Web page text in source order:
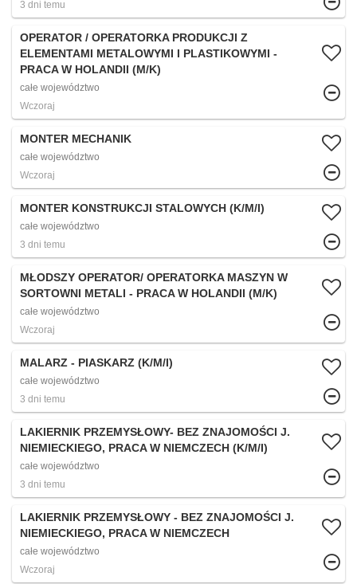
3 dni temu
OPERATOR / OPERATORKA PRODUKCJI Z
ELEMENTAMI METALOWYMI I PLASTIKOWYMI -
PRACA W HOLANDII (M/K)
całe województwo
Wczoraj
MONTER MECHANIK
całe województwo
Wczoraj
MONTER KONSTRUKCJI STALOWYCH (K/M/I)
całe województwo
3 dni temu
MŁODSZY OPERATOR/ OPERATORKA MASZYN W
SORTOWNI METALI - PRACA W HOLANDII (M/K)
całe województwo
Wczoraj
MALARZ - PIASKARZ (K/M/I)
całe województwo
3 dni temu
LAKIERNIK PRZEMYSŁOWY- BEZ ZNAJOMOŚCI J.
NIEMIECKIEGO, PRACA W NIEMCZECH (K/M/I)
całe województwo
3 dni temu
LAKIERNIK PRZEMYSŁOWY - BEZ ZNAJOMOŚCI J.
NIEMIECKIEGO, PRACA W NIEMCZECH
całe województwo
Wczoraj